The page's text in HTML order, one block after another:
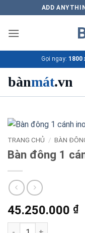
qua
nội
ADD
Gọi ngay: 1800
bànmát.vn
Sản phẩm
Thương hiệu
Bảng giá 2026
Ứng dụng
TRANG CHỦ / BÀN
Bàn đông 1
45.250.000 ₫
Bàn đông 1 cánh